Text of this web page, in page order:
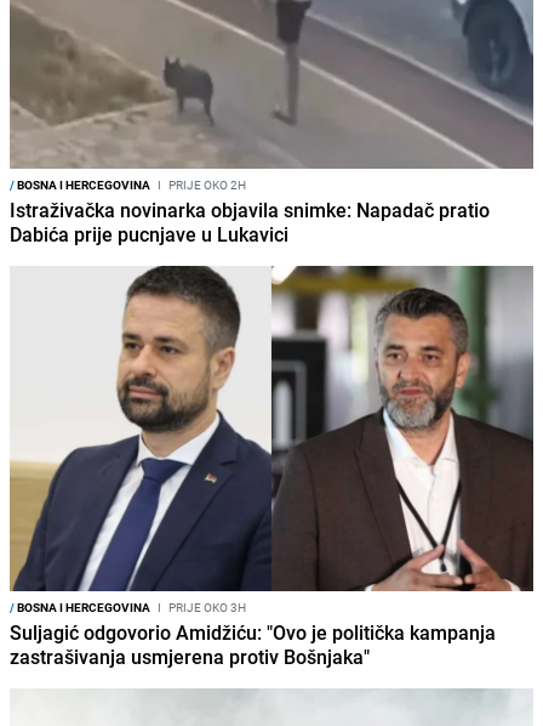
/BOSNA I HERCEGOVINA I PRIJE OKO 2H
Istraživačka novinarka objavila snimke: Napadač pratio
Dabića prije pucnjave u Lukavici
/BOSNA I HERCEGOVINA I PRIJE OKO 3H
Suljagić odgovorio Amidžiću: "Ovo je politička kampanja
zastrašivanja usmjerena protiv Bošnjaka"